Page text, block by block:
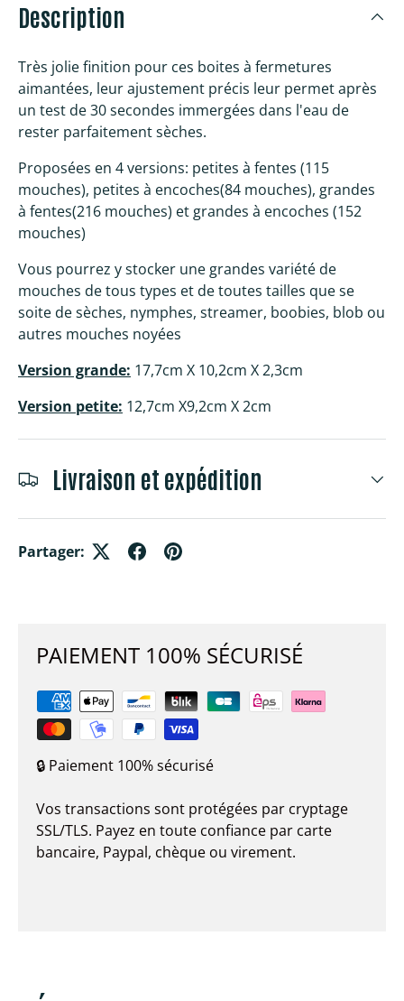
Description
Très jolie finition pour ces boites à fermetures
aimantées, leur ajustement précis leur permet après
un test de 30 secondes immergées dans l'eau de
rester parfaitement sèches.
Proposées en 4 versions: petites à fentes (115
mouches), petites à encoches(84 mouches), grandes
à fentes(216 mouches) et grandes à encoches (152
mouches)
Vous pourrez y stocker une grandes variété de
mouches de tous types et de toutes tailles que se
soite de sèches, nymphes, streamer, boobies, blob ou
autres mouches noyées
Version grande: 17,7cm X 10,2cm X 2,3cm
Version petite: 12,7cm X9,2cm X 2cm
Livraison et expédition
Partager:
PAIEMENT 100% SÉCURISÉ
🔒 Paiement 100% sécurisé
Vos transactions sont protégées par cryptage
SSL/TLS. Payez en toute confiance par carte
bancaire, Paypal, chèque ou virement.